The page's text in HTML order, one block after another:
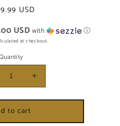
USD
USD with ⓘ
at checkout.
Increase
quantity
for
DE
to cart